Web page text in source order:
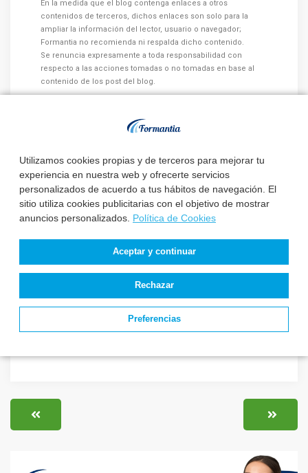
Utilizamos cookies propias y de terceros para mejorar tu
experiencia en nuestra web y ofrecerte servicios
personalizados de acuerdo a tus hábitos de navegación. El
sitio utiliza cookies publicitarias con el objetivo de mostrar
anuncios personalizados. Política de Cookies
Aceptar y continuar
Rechazar
Preferencias
En la medida que el blog contenga enlaces a otros
contenidos de terceros, dichos enlaces son solo para la
ampliar la información del lector, usuario o navegador;
Formantia no recomienda ni respalda dicho contenido.
Se renuncia expresamente a toda responsabilidad con
respecto a las acciones tomadas o no tomadas en base al
contenido de los post del blog.
Otros artículos que te pueden
interesar:
El Servicio Aragonés
de Salud publica la
relación de aspiran...
El Servicio Canario de
Salud aprueba el
pet...
La Diputación
Valladolid convoca 3